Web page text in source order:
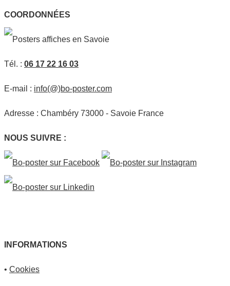
COORDONNÉES
Tél. : 06 17 22 16 03
E-mail : info(@)bo-poster.com
Adresse : Chambéry 73000 - Savoie France
NOUS SUIVRE :
INFORMATIONS
• Cookies